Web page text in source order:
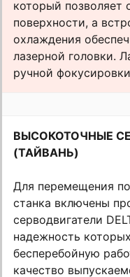
который позволяет
поверхности, а
охлаждения
лазерной головки.
ручной
ВЫСОКОТОЧНЫЕ
(ТАЙВАНЬ)
Для перемещения
станка включены
серводвигатели
надежность
бесперебойную
качество